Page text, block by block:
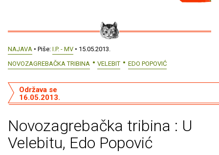
NAJAVA • Piše: I.P. - MV • 15.05.2013.
NOVOZAGREBAČKA TRIBINA
VELEBIT EDO POPOVIĆ
Novozagrebačka tribina : U
Velebitu, Edo Popović
Održava se
16.05.2013.